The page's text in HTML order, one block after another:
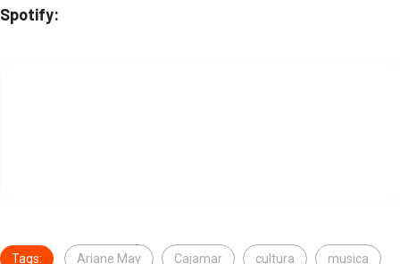
Spotify:
Tags: Ariane May Cajamar cultura musica